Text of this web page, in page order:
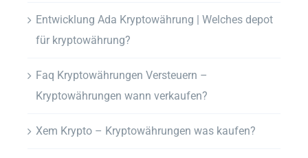
Entwicklung Ada Kryptowährung | Welches depot
für kryptowährung?
Faq Kryptowährungen Versteuern –
Kryptowährungen wann verkaufen?
Xem Krypto – Kryptowährungen was kaufen?